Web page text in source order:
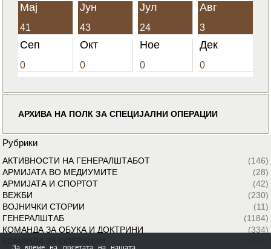
Мај
41
Јун
43
Јул
24
Авг
3
Сеп
0
Окт
0
Ное
0
Дек
0
АРХИВА НА ПОЛК ЗА СПЕЦИЈАЛНИ ОПЕРАЦИИ
Рубрики
АКТИВНОСТИ НА ГЕНЕРАЛШТАБОТ
(146)
АРМИЈАТА ВО МЕДИУМИТЕ
(28)
АРМИЈАТА И СПОРТОТ
(42)
ВЕЖБИ
(230)
ВОЈНИЧКИ СТОРИИ
(11)
ГЕНЕРАЛШТАБ
(1184)
КОМАНДА ЗА ОБУКА И ДОКТРИНИ
(334)
За време на посетата на нашата